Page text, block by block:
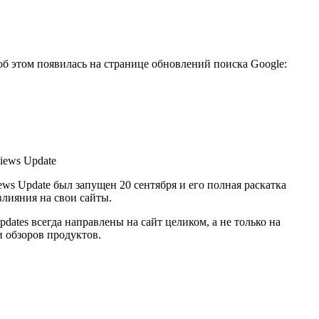
этом появилась на странице обновлений поиска Google:
Update был запущен 20 сентября и его полная раскатка
на свои сайты.
всегда направлены на сайт целиком, а не только на
продуктов.